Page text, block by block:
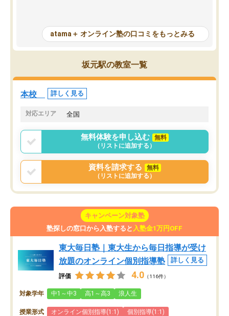
が、自分で自分の管理ができない人に
とっては難しい部分もあるのではない
かと思った。
元数が可視化されるので
しながら意欲的に取り組
常に効果を実感している
すめできる塾です。
atama＋ オンライン塾の口コミをもっとみる
坂元駅の教室一覧
本校 詳しく見る
対応エリア 全国
無料体験を申し込む
無料
（リストに追加する）
資料を請求する
無料
（リストに追加する）
キャンペーン対象塾
塾探しの窓口から入塾すると 入塾金1万円OFF
東大毎日塾｜東大生から毎日指導が受け
放題のオンライン個別指導塾
詳しく見る
評価 4.0 （116件）
対象学年 中1～中3 高1～高3 浪人生
授業形式 オンライン個別指導(1:1) 個別指導(1:1)